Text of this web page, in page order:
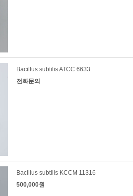
Bacillus subtilis ATCC 6633
전화문의
Bacillus subtilis KCCM 11316
500,000원